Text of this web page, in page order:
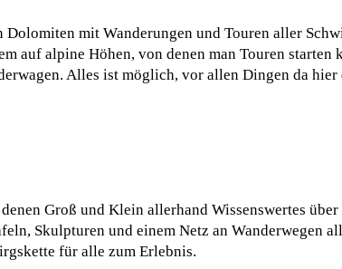
mit Wanderungen und Touren aller
auf alpine Höhen, von denen man Touren starten
Alles ist möglich, vor allen Dingen da hier
Groß und Klein allerhand Wissenswertes
Skulpturen und einem Netz an Wanderwegen
für alle zum Erlebnis.